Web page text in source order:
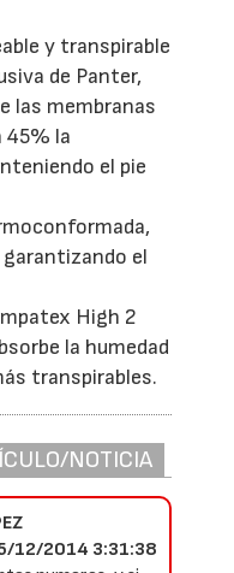
y transpirable
de Panter,
las membranas
45% la
el pie
el
High 2
la humedad
transpirables.
NOTICIA
12/2014 3:31:38